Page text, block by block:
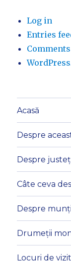
Log in
Entries
Acasă
Despre
Despre
Câte ceva
Despre
Drumeții
Locuri de